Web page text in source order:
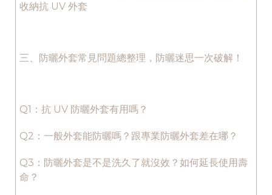
收納抗 UV 外套
三、防曬外套常見問題總整理，防曬迷思一次破解！
Q1：抗 UV 防曬外套有用嗎？
Q2：一般外套能防曬嗎？跟專業防曬外套差在哪？
Q3：防曬外套是不是洗久了就沒效？如何延長使用壽
命？